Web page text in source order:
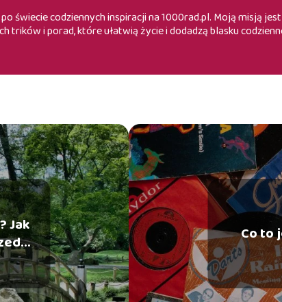
świecie codziennych inspiracji na 1000rad.pl. Moją misją
trików i porad, które ułatwią życie i dodadzą blasku
Jak
Co to